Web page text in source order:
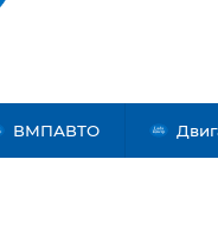
ВМПАВТО